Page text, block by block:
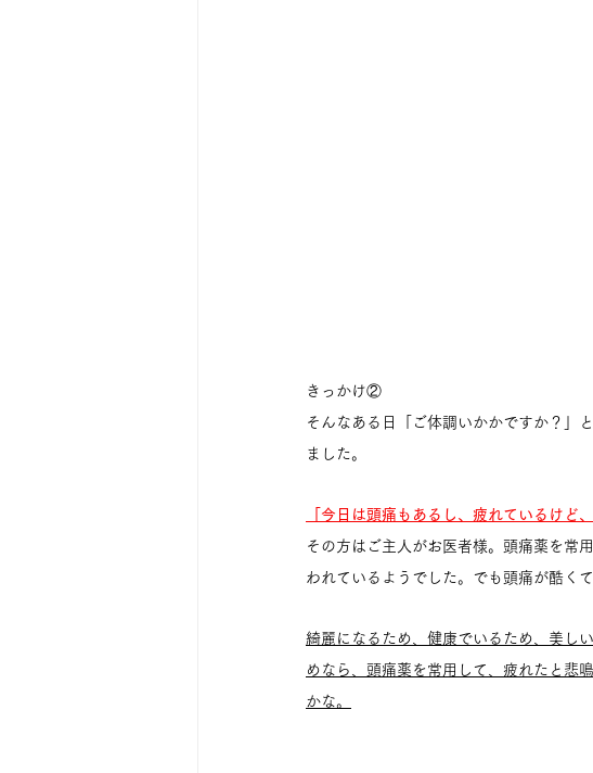
きっかけ②
そんなある日「ご体調いかかですか？」
ました。
「今日は頭痛もあるし、疲れているけど
その方はご主人がお医者様。頭痛薬を常
われているようでした。でも頭痛が酷く
綺麗になるため、健康でいるため、美し
めなら、頭痛薬を常用して、疲れたと悲
かな。